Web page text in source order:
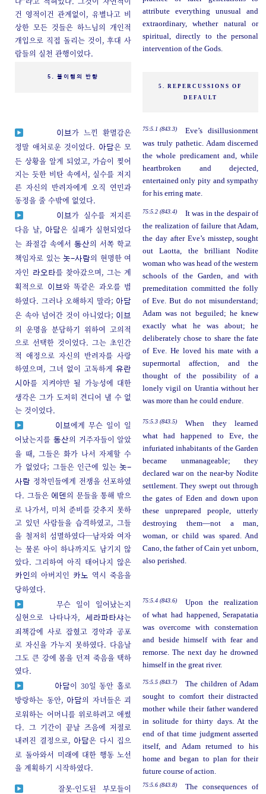
건 영적이건 관계없이, 유별나고 비
상한 모든 것들은 하느님의 개인적
개입으로 직접 돌리는 것이, 후대 사
람들의 실천 관행이었다.
attribute everything unusual and
extraordinary, whether natural or
spiritual, directly to the personal
intervention of the Gods.
5. 불이행의 반향
5. REPERCUSSIONS OF
DEFAULT
이브가 느낀 환멸감은
정말 애처로운 것이었다.
아담은 모
든 상황을 알게 되었고, 가슴이 찢어
지는 듯한 비탄 속에서, 실수를 저지
른 자신의 반려자에게 오직 연민과
동정을 줄 수밖에 없었다.
75:5.1 (843.3)
Eve’s disillusionment
was truly pathetic. Adam discerned
the whole predicament and, while
heartbroken and dejected,
entertained only pity and sympathy
for his erring mate.
이브가 실수를 저지른
다음 날, 아담은 실패가 실현되었다
는 좌절감 속에서 동산의 서쪽 학교
책임자로 있는놋-사람의 현명한 여
자인
라오타를 찾아갔으며, 그는 계
획적으로
이브와 똑같은 과오를 범
하였다. 그러나 오해하지 말라; 아담
은 속아 넘어간 것이 아니었다; 이브
의 운명을 분담하기 위하여 고의적
으로 선택한 것이었다. 그는 초인간
적 애정으로 자신의 반려자를 사랑
하였으며, 그녀 없이 고독하게유란
시아를 지켜야만 될 가능성에 대한
생각은 그가 도저히 견디어 낼 수 없
는 것이었다.
75:5.2 (843.4)
It was in the despair of
the realization of failure that Adam,
the day after Eve’s misstep, sought
out Laotta, the brilliant Nodite
woman who was head of the western
schools of the Garden, and with
premeditation committed the folly
of Eve. But do not misunderstand;
Adam was not beguiled; he knew
exactly what he was about; he
deliberately chose to share the fate
of Eve. He loved his mate with a
supermortal affection, and the
thought of the possibility of a
lonely vigil on Urantia without her
was more than he could endure.
이브에게 무슨 일이 일
어났는지를동산의 거주자들이 알았
을 때, 그들은 화가 나서 자제할 수
가 없었다; 그들은 인근에 있는놋-
사람 정착민들에게 전쟁을 선포하였
다. 그들은 에덴의 문들을 통해 밖으
로 나가서, 미처 준비를 갖추지 못하
고 있던 사람들을 습격하였고, 그들
을 철저히 섬멸하였다─남자와 여자
는 물론 아이 하나까지도 남기지 않
았다. 그리하여 아직 태어나지 않은
카인의 아버지인 카노
역시 죽음을
당하였다.
75:5.3 (843.5)
When they learned
what had happened to Eve, the
infuriated inhabitants of the Garden
became unmanageable; they
declared war on the near-by Nodite
settlement. They swept out through
the gates of Eden and down upon
these unprepared people, utterly
destroying them—not a man,
woman, or child was spared. And
Cano, the father of Cain yet unborn,
also perished.
무슨 일이 일어났는지
실현으로 나타나자,세라파타샤는
죄책감에 사로 잡혔고 경악과 공포
로 자신을 가누지 못하였다. 다음날
그도 큰 강에 몸을 던져 죽음을 택하
였다.
75:5.4 (843.6)
Upon the realization
of what had happened, Serapatatia
was overcome with consternation
and beside himself with fear and
remorse. The next day he drowned
himself in the great river.
아담이 30일 동안 홀로
방랑하는 동안, 아담의 자녀들은 괴
로워하는 어머니를 위로하려고 애썼
다. 그 기간이 끝날 즈음에 저절로
내려진 결정으로, 아담은 다시 집으
로 돌아와서 미래에 대한 행동 노선
을 계획하기 시작하였다.
75:5.5 (843.7)
The children of Adam
sought to comfort their distracted
mother while their father wandered
in solitude for thirty days. At the
end of that time judgment asserted
itself, and Adam returned to his
home and began to plan for their
future course of action.
잘못-인도된 부모들이
75:5.6 (843.8)
The consequences of